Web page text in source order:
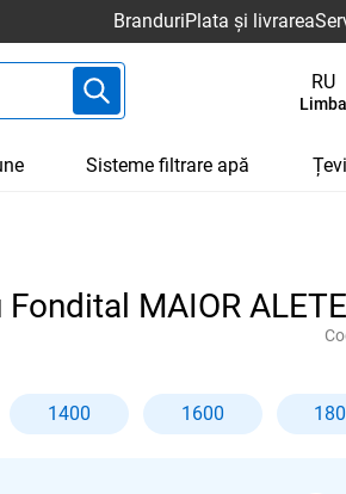
BranduriPlata și livrarea
RU
Limba
Sisteme filtrare apă
MAIOR
1400 1600